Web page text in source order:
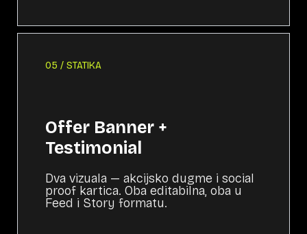
05 / STATIKA
Offer Banner +
Testimonial
Dva vizuala — akcijsko dugme i social
proof kartica. Oba editabilna, oba u
Feed i Story formatu.